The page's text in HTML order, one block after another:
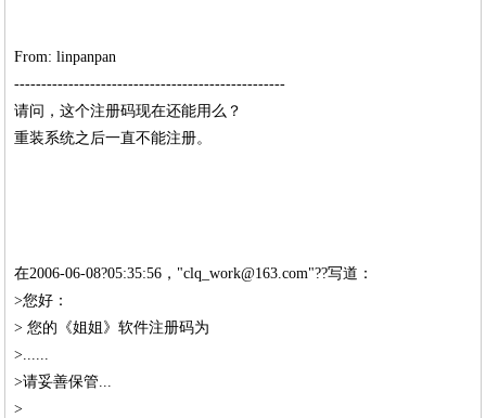
From: linpanpan
--------------------------------------------------
请问，这个注册码现在还能用么？
重装系统之后一直不能注册。
在2006-06-08?05:35:56，"clq_work@163.com"??写道：
>您好：
> 您的《姐姐》软件注册码为
>......
>请妥善保管...
>